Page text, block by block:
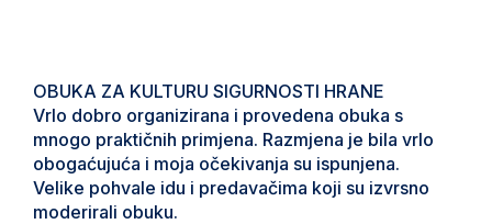
OBUKA ZA KULTURU SIGURNOSTI HRANE
Vrlo dobro organizirana i provedena obuka s
mnogo praktičnih primjena. Razmjena je bila vrlo
obogaćujuća i moja očekivanja su ispunjena.
Velike pohvale idu i predavačima koji su izvrsno
moderirali obuku.